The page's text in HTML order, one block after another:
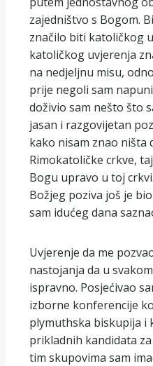
zajedništvo s Bogom.
značilo biti katoličkog
katoličkog uvjerenja
na nedjeljnu misu,
prije negoli sam
doživio sam nešto što
jasan i razgovijetan
kako nisam znao ništa
Rimokatoličke crkve,
Bogu upravo u toj
Božjeg poziva još je
sam idućeg dana
Uvjerenje da me
nastojanja da u
ispravno. Posjećivao
izborne konferencije
plymuthska biskupija i
prikladnih kandidata
tim skupovima sam